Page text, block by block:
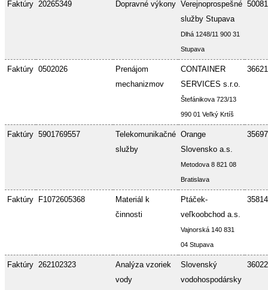
Faktúry 20265349 Dopravné výkony Verejnoprospešné
služby Stupava
Dlhá 1248/11 900 31
Stupava
Faktúry 0502026
Prenájom
mechanizmov
CONTAINER
SERVICES s.r.o.
Štefánikova 723/13
990 01 Veľký Krtíš
Faktúry 5901769557
Telekomunikačné
služby
Orange
Slovensko a.s.
Metodova 8 821 08
Bratislava
Faktúry F1072605368
Materiál k
činnosti
Ptáček-
veľkoobchod a.s.
Vajnorská 140 831
04 Stupava
Faktúry 262102323
Analýza vzoriek
vody
Slovenský
vodohospodársky